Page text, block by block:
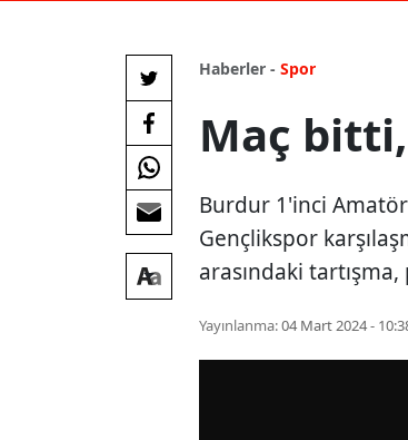
Haberler - Spor
Maç bitti,
Burdur 1'inci
Gençlikspor
arasındaki
Yayınlanma:04 Mart 2024 -